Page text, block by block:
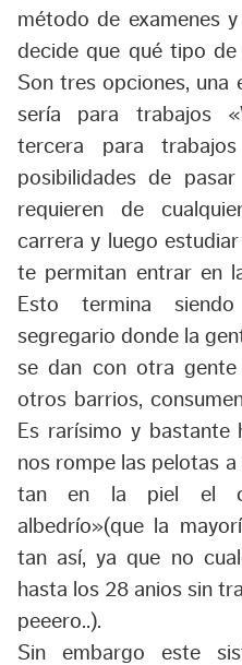
método de examenes
decide que qué tipo
Son tres opciones, una
sería para trabajos
tercera para
posibilidades de
requieren de
carrera y luego
te permitan entrar en
Esto termina
segregario donde la
se dan con otra
otros barrios,
Es rarísimo y bastante
nos rompe las pelotas
tan en la piel el
albedrío»(que la
tan así, ya que no
hasta los 28 anios sin
peeero..).
Sin embargo este